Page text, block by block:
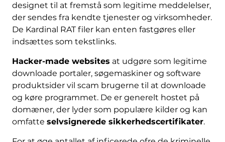
designet til at fremstå som legitime meddelelser,
der sendes fra kendte tjenester og virksomheder.
De Kardinal RAT filer kan enten fastgøres eller
indsættes som tekstlinks.
Hacker-made websites at udgøre som legitime
downloade portaler, søgemaskiner og software
produktsider vil scam brugerne til at downloade
og køre programmet. De er generelt hostet på
domæner, der lyder som populære kilder og kan
omfatte selvsignerede sikkerhedscertifikater.